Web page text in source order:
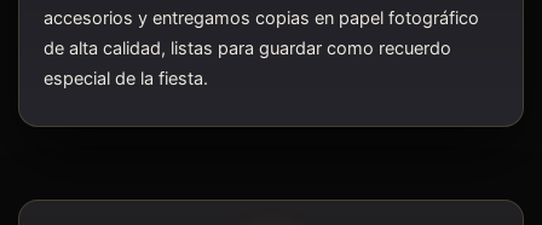
accesorios y entregamos copias en papel fotográfico
de alta calidad, listas para guardar como recuerdo
especial de la fiesta.